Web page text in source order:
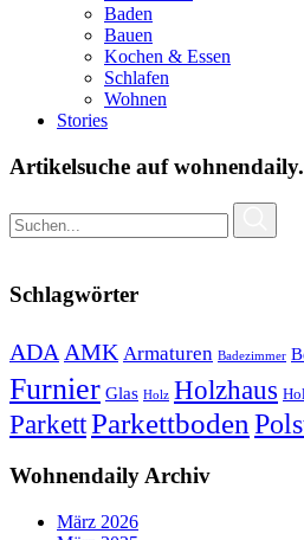
Baden
Bauen
Kochen & Essen
Schlafen
Wohnen
Stories
Artikelsuche auf
Schlagwörter
ADA AMK Armaturen Badezimmer
Furnier Glas Holz Holzhaus
ParkettParkettboden
Wohnendaily Archiv
März 2026